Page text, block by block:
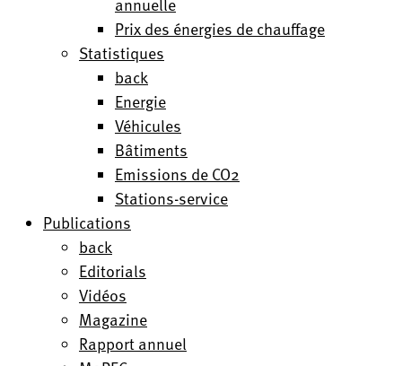
Prix des énergies de chauffage
Statistiques
back
Energie
Véhicules
Bâtiments
Emissions de CO2
Stations-service
Publications
back
Editorials
Vidéos
Magazine
Rapport annuel